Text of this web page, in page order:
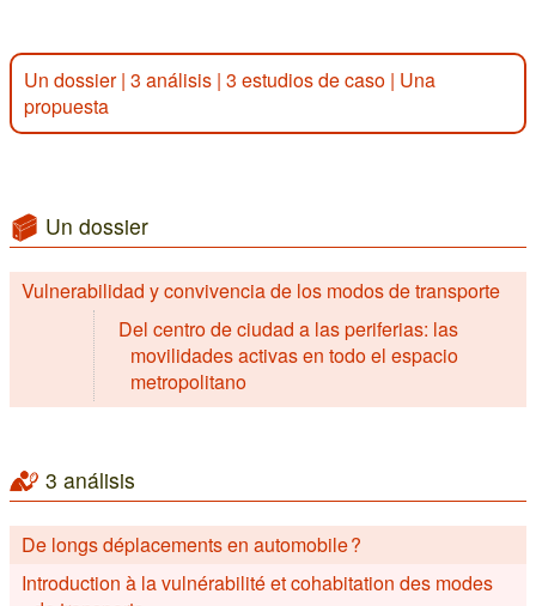
Un dossier| 3 análisis | 3 estudios de caso | Una
propuesta
Un dossier
Vulnerabilidad y convivencia de los modos de transporte
Del centro de ciudad a las periferias: las
movilidades activas en todo el espacio
metropolitano
3 análisis
De longs déplacements en automobile ?
Introduction à la vulnérabilité et cohabitation des modes